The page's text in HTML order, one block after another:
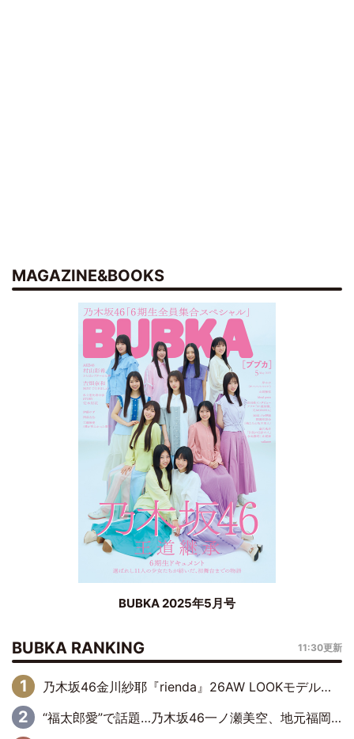
MAGAZINE&BOOKS
BUBKA 2025年5月号
BUBKA RANKING 11:30更新
乃木坂46金川紗耶『rienda』26AW LOOKモデルに就任
“福太郎愛”で話題…乃木坂46一ノ瀬美空、地元福岡『めんべい25周年トップサポーター』に就任